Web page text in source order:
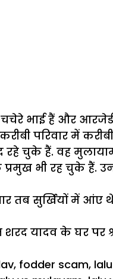
भाई हैं और
परिवार में करीबी
रहे चुके हैं. वह
भी रह चुके हैं.
तब सुर्खियों में आंए
यादव के घर पर
, fodder scam,